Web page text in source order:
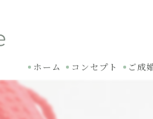
ホーム コンセプト ご成